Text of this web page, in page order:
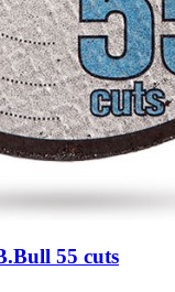
55 cuts